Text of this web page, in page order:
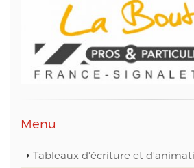
contactant M. Christophe PATRY,
technique web et des données
05 56 67 68 01 ou par mail sur
Menu
Tableaux d'écriture et